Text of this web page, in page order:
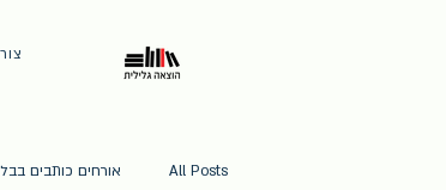
All Posts אורחים כותבים